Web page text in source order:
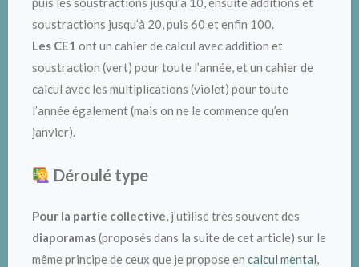
soustractions jusqu’à 20, puis 60 et enfin 100.
Les CE1 ont un cahier de calcul avec addition et
soustraction (vert) pour toute l’année, et un cahier de
calcul avec les multiplications (violet) pour toute
l’année également (mais on ne le commence qu’en
janvier).
Déroulé type
Pour la partie collective, j’utilise très souvent des
diaporamas(proposés dans la suite de cet article) sur le
même principe de ceux que je propose en calcul mental,